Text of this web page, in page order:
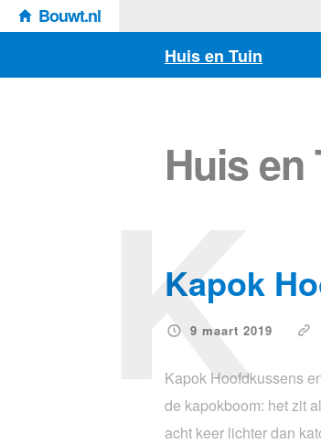
Bouwt.nl
Huis en Tuin
Huis en
Kapok
9 maart 2019
K
Kapok Hoofdkussens
de kapokboom: het zit
acht keer lichter dan